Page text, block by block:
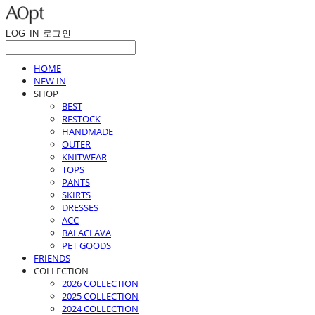
LOG IN 로그인
HOME
NEW IN
SHOP
BEST
RESTOCK
HANDMADE
OUTER
KNITWEAR
TOPS
PANTS
SKIRTS
DRESSES
ACC
BALACLAVA
PET GOODS
FRIENDS
COLLECTION
2026 COLLECTION
2025 COLLECTION
2024 COLLECTION